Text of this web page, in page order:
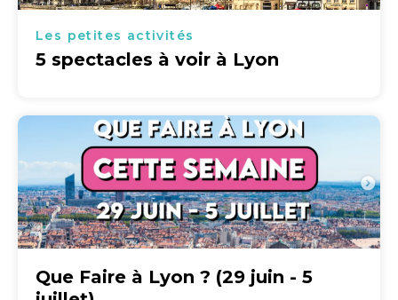
Les petites activités
5 spectacles à voir à Lyon
Que Faire à Lyon ? (29 juin - 5